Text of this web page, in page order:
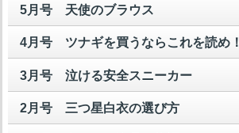
5月号 天使のブラウス
4月号 ツナギを買うならこれを読め！
3月号 泣ける安全スニーカー
2月号 三つ星白衣の選び方